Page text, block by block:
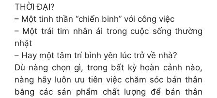
THỜI ĐẠI?
– Một tinh thần “chiến binh” với công việc
– Một trái tim nhân ái trong cuộc sống thường
nhật
– Hay một tâm trí bình yên lúc trở về nhà?
Dù nàng chọn gì, trong bất kỳ hoàn cảnh nào,
nàng hãy luôn ưu tiên việc chăm sóc bản thân
bằng các sản phẩm chất lượng để bản thân